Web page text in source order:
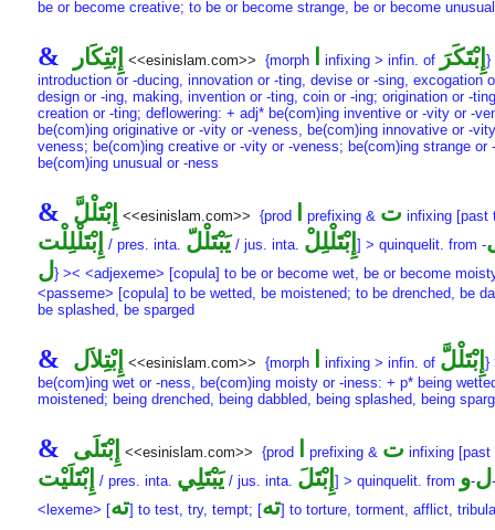
be or become creative; to be or become strange, be or become unusual
& إِبْتِكَار <<esinislam.com>> {morph infixing > infin. of إِبْتَكَرَ }
introduction or -ducing, innovation or -ting, devise or -sing, excogation
design or -ing, making, invention or -ting, coin or -ing; origination or -
creation or -ting; deflowering: + adj* be(com)ing inventive or -vity or -
be(com)ing originative or -vity or -veness, be(com)ing innovative or -
veness; be(com)ing creative or -vity or -veness; be(com)ing strange or
be(com)ing unusual or -ness
& إِبْتَلْلَّ <<esinislam.com>> {prod prefixing & ت infixing [past
إِبْتَلْلِلْت / pres. inta. يَبْتَلْلّ / jus. inta. إِبْتَلْلِلْ ] > quinquelit. from -
ل} >< <adjexeme> [copula] to be or become wet, be or become
<passeme> [copula] to be wetted, be moistened; to be drenched, be
be splashed, be sparged
& إِبْتِلاَل <<esinislam.com>> {morph infixing > infin. of إِبْتَلْلَّ }
be(com)ing wet or -ness, be(com)ing moisty or -iness: + p* being
moistened; being drenched, being dabbled, being splashed, being
& إِبْتَلَى <<esinislam.com>> {prod prefixing & ت infixing [past
إِبْتَلَيْت / pres. inta. يَبْتَلِي / jus. inta. إِبْتَلَ ] > quinquelit. from -ل-و
<lexeme> [ته] to test, try, tempt; [ته] to torture, torment, afflict,